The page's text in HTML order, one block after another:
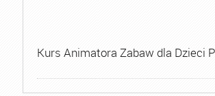
Kurs Animatora Zabaw dla Dzieci